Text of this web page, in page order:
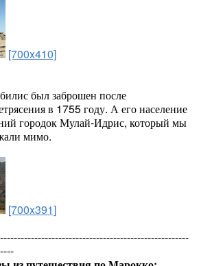
[700x410]
был заброшен после
в 1755 году. А его население
городок Мулай-Идрис, который мы
мимо.
[700x391]